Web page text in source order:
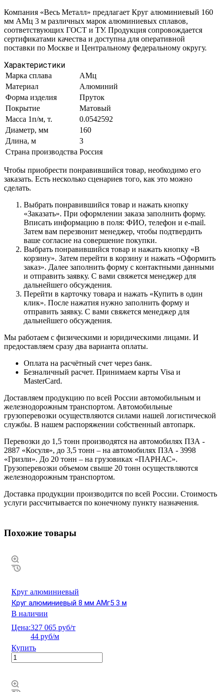
Компания «Весь Металл» предлагает Круг алюминиевый 160
мм АМц 3 м различных марок алюминиевых сплавов,
соответствующих ГОСТ и ТУ. Продукция сопровождается
сертификатами качества и доступна для оперативной
поставки по Москве и Центральному федеральному округу.
Характеристики
Марка сплава
АМц
Материал
Алюминий
Форма изделия
Пруток
Покрытие
Матовый
Масса 1п/м, т.
0.0542592
Диаметр, мм
160
Длина, м
3
Страна производства Россия
Чтобы приобрести понравившийся товар, необходимо его
заказать. Есть несколько сценариев того, как это можно
сделать.
Выбрать понравившийся товар и нажать кнопку
«Заказать». При оформлении заказа заполнить форму.
Вписать информацию в поля: ФИО, телефон и e-mail.
Затем вам перезвонит менеджер, чтобы подтвердить
ваше согласие на совершение покупки.
Выбрать понравившийся товар и нажать кнопку «В
корзину». Затем перейти в корзину и нажать «Оформить
заказ». Далее заполнить форму с контактными данными
и отправить заявку. С вами свяжется менеджер для
дальнейшего обсуждения.
Перейти в карточку товара и нажать «Купить в один
клик». После нажатия нужно заполнить форму и
отправить заявку. С вами свяжется менеджер для
дальнейшего обсуждения.
Мы работаем с физическими и юридическими лицами. И
предоставляем сразу два варианта оплаты.
Оплата на расчётный счет через банк.
Безналичный расчет. Принимаем карты Visa и
MasterCard.
Доставляем продукцию по всей России автомобильным и
железнодорожным транспортом. Автомобильные
грузоперевозки осуществляются силами нашей логистической
службы. В нашем распоряжении собственный автопарк.
Перевозки до 1,5 тонн производятся на автомобилях ПЗА -
2887 «Косуля», до 3,5 тонн – на автомобилях ПЗА - 3998
«Гризли». До 20 тонн – на грузовиках «ПАРНАС».
Грузоперевозки объемом свыше 20 тонн осуществляются
железнодорожным транспортом.
Доставка продукции производится по всей России. Стоимость
услуги рассчитывается по конечному пункту назначения.
Похожие товары
Круг алюминиевый
Круг алюминиевый 8 мм АМг5 3 м
В наличии
Цена:327 065 руб/т
44 руб/м
Купить